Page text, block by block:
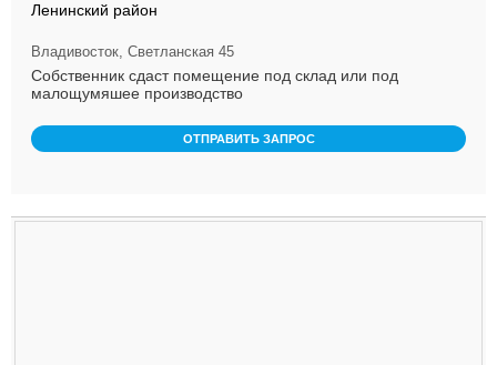
Ленинский район
Владивосток, Светланская 45
Собственник сдаст помещение под склад или под
малощумяшее производство
ОТПРАВИТЬ ЗАПРОС